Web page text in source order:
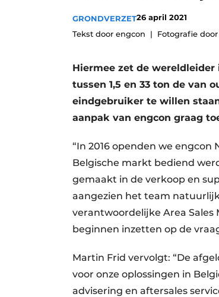
Vacature aanmelden
Vacatures
GRONDVERZET26 april 2021
Tekst door engcon
Fotografie
Hiermee zet de
tussen 1,5 en 33 ton de van
eindgebruiker te willen
aanpak van engcon graag
“In 2016 openden we
Belgische markt bediend
gemaakt in de verkoop en
aangezien het team
verantwoordelijke Area Sales
beginnen inzetten op de
Martin Frid vervolgt: “De
voor onze oplossingen in
advisering en aftersales